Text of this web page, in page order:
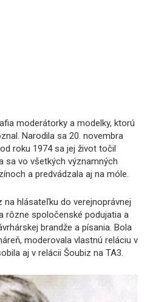
moderátorky a modelky, ktorú
Narodila sa 20. novembra
roku 1974 sa jej život točil
sa vo všetkých významných
a predvádzala aj na móle.
na hlásateľku do verejnoprávnej
rôzne spoločenské podujatia a
brandže a písania. Bola
moderovala vlastnú reláciu v
aj v relácii Šoubiz na TA3.